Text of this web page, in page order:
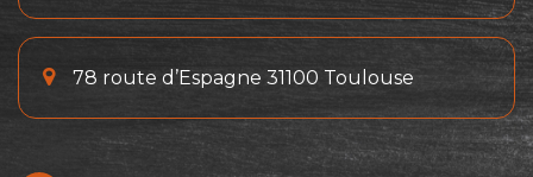
78 route d’Espagne 31100 Toulouse